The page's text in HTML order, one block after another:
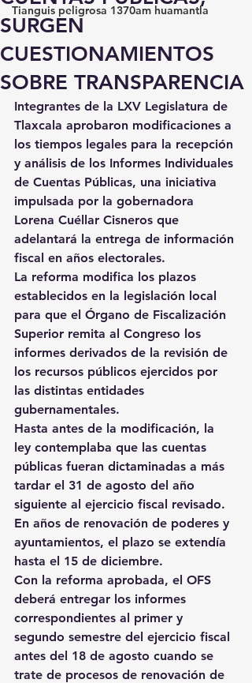
Tianguis peligrosa 1370am huamantla
SURGEN
CUESTIONAMIENTOS
SOBRE TRANSPARENCIA
Integrantes de la LXV Legislatura de
Tlaxcala aprobaron modificaciones a
los tiempos legales para la recepción
y análisis de los Informes Individuales
de Cuentas Públicas, una iniciativa
impulsada por la gobernadora
Lorena Cuéllar Cisneros que
adelantará la entrega de información
fiscal en años electorales.
La reforma modifica los plazos
establecidos en la legislación local
para que el Órgano de Fiscalización
Superior remita al Congreso los
informes derivados de la revisión de
los recursos públicos ejercidos por
las distintas entidades
gubernamentales.
Hasta antes de la modificación, la
ley contemplaba que las cuentas
públicas fueran dictaminadas a más
tardar el 31 de agosto del año
siguiente al ejercicio fiscal revisado.
En años de renovación de poderes y
ayuntamientos, el plazo se extendía
hasta el 15 de diciembre.
Con la reforma aprobada, el OFS
deberá entregar los informes
correspondientes al primer y
segundo semestre del ejercicio fiscal
antes del 18 de agosto cuando se
trate de procesos de renovación de